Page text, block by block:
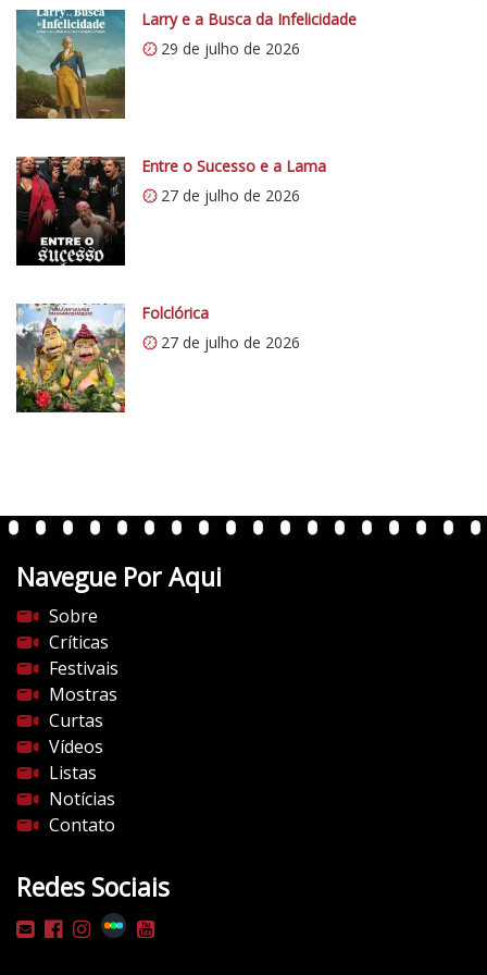
s
:
/
/
0
.
w
p
.
o
m
/
v
e
n
e
d
o
c
i
n
e
m
a
.
o
m
/
Larry e a Busca da Infelicidade
29 de julho de 2026
Entre o Sucesso e a Lama
27 de julho de 2026
Folclórica
27 de julho de 2026
Navegue Por Aqui
Sobre
Críticas
Festivais
Mostras
Curtas
Vídeos
Listas
Notícias
Contato
Redes Sociais